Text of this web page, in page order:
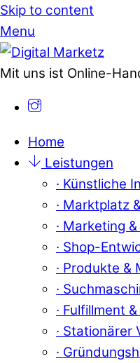
Skip to content
Menu
Mit uns ist Online-
Home
Leistungen
· Künstliche
· Marktplatz
· Marketing
· Shop-
· Produkte &
·
· Fulfillment
· Stationärer
·